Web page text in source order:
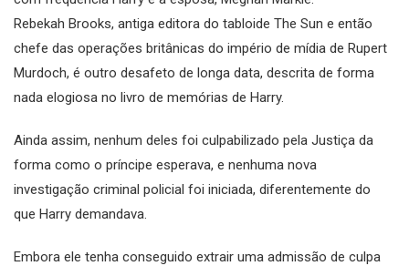
Rebekah Brooks, antiga editora do tabloide The Sun e então
chefe das operações britânicas do império de mídia de Rupert
Murdoch, é outro desafeto de longa data, descrita de forma
nada elogiosa no livro de memórias de Harry.
Ainda assim, nenhum deles foi culpabilizado pela Justiça da
forma como o príncipe esperava, e nenhuma nova
investigação criminal policial foi iniciada, diferentemente do
que Harry demandava.
Embora ele tenha conseguido extrair uma admissão de culpa